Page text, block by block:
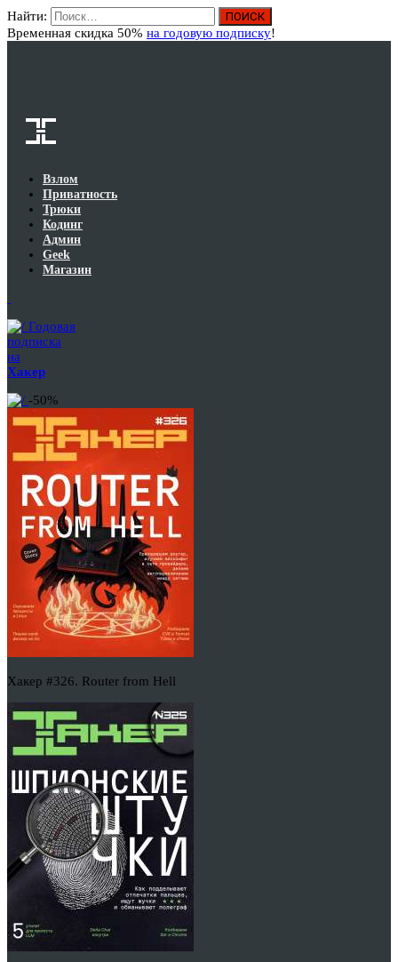
Найти:
Временная скидка 50% на годовую подписку!
Взлом
Приватность
Трюки
Кодинг
Админ
Geek
Магазин
Годовая
подписка
на
Хакер
-50%
Хакер #326. Router from Hell